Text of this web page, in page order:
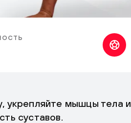
укрепляйте мышцы тела и
суставов.